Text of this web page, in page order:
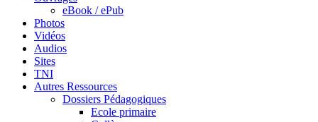
eBook / ePub
Photos
Vidéos
Audios
Sites
TNI
Autres Ressources
Dossiers Pédagogiques
Ecole primaire